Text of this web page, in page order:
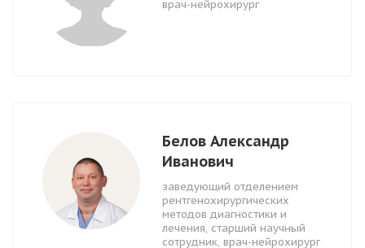
врач-нейрохирург
Белов Александр
Иванович
заведующий отделением
рентгенохирургических
методов диагностики и
лечения, старший научный
сотрудник, врач-нейрохирург